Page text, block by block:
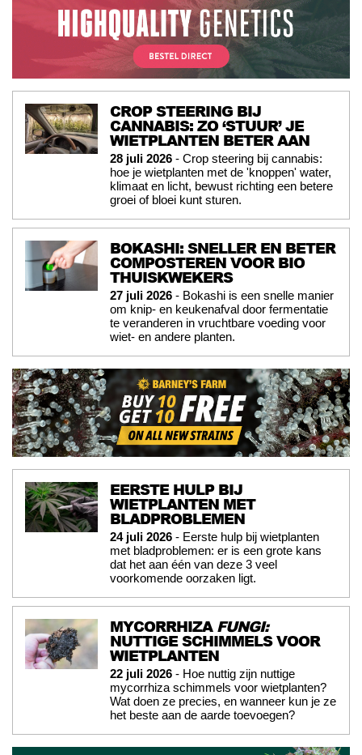
CROP STEERING BIJ
CANNABIS: ZO ‘STUUR’ JE
WIETPLANTEN BETER AAN
28 juli 2026 - Crop steering bij cannabis:
hoe je wietplanten met de 'knoppen' water,
klimaat en licht, bewust richting een betere
groei of bloei kunt sturen.
BOKASHI: SNELLER EN BETER
COMPOSTEREN VOOR BIO
THUISKWEKERS
27 juli 2026 - Bokashi is een snelle manier
om knip- en keukenafval door fermentatie
te veranderen in vruchtbare voeding voor
wiet- en andere planten.
EERSTE HULP BIJ
WIETPLANTEN MET
BLADPROBLEMEN
24 juli 2026 - Eerste hulp bij wietplanten
met bladproblemen: er is een grote kans
dat het aan één van deze 3 veel
voorkomende oorzaken ligt.
MYCORRHIZAFUNGI:
NUTTIGE SCHIMMELS VOOR
WIETPLANTEN
22 juli 2026 - Hoe nuttig zijn nuttige
mycorrhiza schimmels voor wietplanten?
Wat doen ze precies, en wanneer kun je ze
het beste aan de aarde toevoegen?